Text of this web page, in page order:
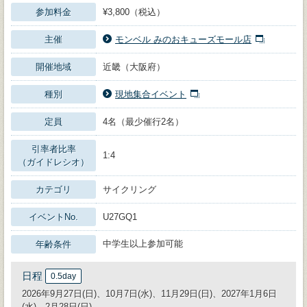
参加料金 ¥3,800（税込）
主催 モンベル みのおキューズモール店
開催地域 近畿（大阪府）
種別 現地集合イベント
定員 4名（最少催行2名）
引率者比率
（ガイドレシオ）
1:4
カテゴリ サイクリング
イベントNo. U27GQ1
年齢条件 中学生以上参加可能
日程 0.5day
2026年9月27日(日)、10月7日(水)、11月29日(日)、2027年1月6日